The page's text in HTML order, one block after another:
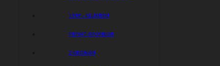
1949 – KLUBBEN
PRIVAT-SPONSOR
2 KRONAN